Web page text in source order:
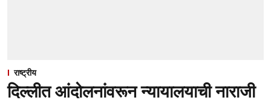
राष्ट्रीय
दिल्लीत आंदोलनांवरून न्यायालयाची नाराजी